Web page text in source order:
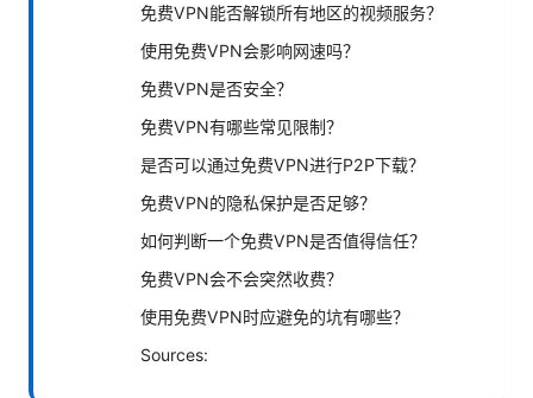
免费VPN能否解锁所有地区的视频服务？
使用免费VPN会影响网速吗？
免费VPN是否安全？
免费VPN有哪些常见限制？
是否可以通过免费VPN进行P2P下载？
免费VPN的隐私保护是否足够？
如何判断一个免费VPN是否值得信任？
免费VPN会不会突然收费？
使用免费VPN时应避免的坑有哪些？
Sources: